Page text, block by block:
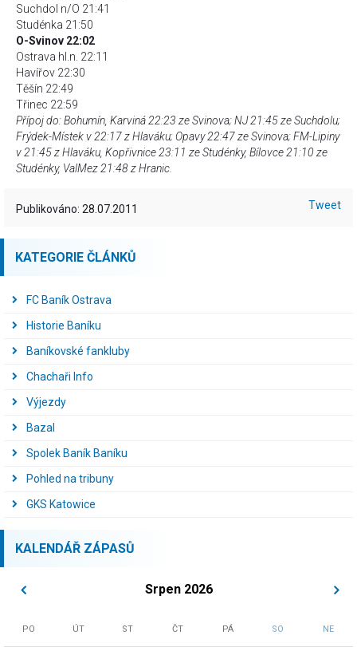
Suchdol n/O 21:41
Studénka 21:50
O-Svinov 22:02
Ostrava hl.n. 22:11
Havířov 22:30
Těšín 22:49
Třinec 22:59
Přípoj do: Bohumín, Karviná 22:23 ze Svinova; NJ 21:45 ze Suchdolu;
Frýdek-Místek v 22:17 z Hlaváku; Opavy 22:47 ze Svinova; FM-Lipiny
v 21:45 z Hlaváku, Kopřivnice 23:11 ze Studénky, Bílovce 21:10 ze
Studénky, ValMez 21:48 z Hranic.
Publikováno: 28.07.2011 Tweet
KATEGORIE ČLÁNKŮ
FC Baník Ostrava
Historie Baníku
Baníkovské fankluby
Chachaři Info
Výjezdy
Bazal
Spolek Baník Baníku
Pohled na tribuny
GKS Katowice
KALENDÁŘ ZÁPASŮ
Srpen 2026
PO ÚT ST ČT PÁ SO NE